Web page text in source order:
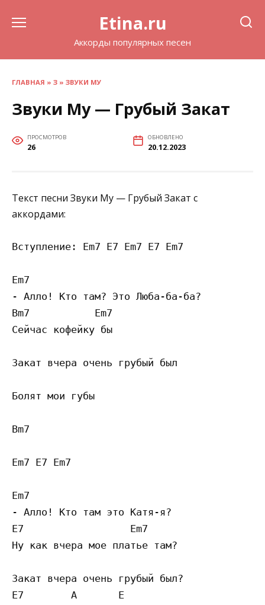
Etina.ru
Аккорды популярных песен
ГЛАВНАЯ » З » ЗВУКИ МУ
Звуки Му — Грубый Закат
ПРОСМОТРОВ
26
ОБНОВЛЕНО
20.12.2023
Текст песни Звуки Му — Грубый Закат с
аккордами:
Вступление: Em7 E7 Em7 E7 Em7
Em7
- Алло! Кто там? Это Люба-ба-ба?
Bm7           Em7
Сейчас кофейку бы
Закат вчера очень грубый был
Болят мои губы
Bm7
Em7 E7 Em7
Em7
- Алло! Кто там это Катя-я?
E7                  Em7
Ну как вчера мое платье там?
Закат вчера очень грубый был?
E7        A       E